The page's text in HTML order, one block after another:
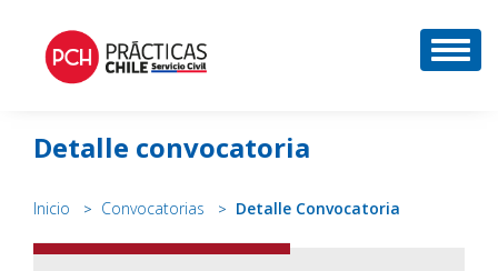
Detalle convocatoria
Inicio Convocatorias Detalle Convocatoria